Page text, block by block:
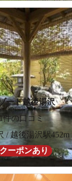
ート越後湯沢
件の口コミ
/ 越後湯沢駅452m
クーポンあり